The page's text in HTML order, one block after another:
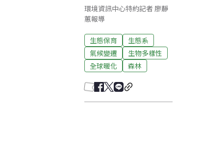
環境資訊中心特約記者 廖靜
蕙報導
生態保育
生態系
氣候變遷
生物多樣性
全球暖化
森林